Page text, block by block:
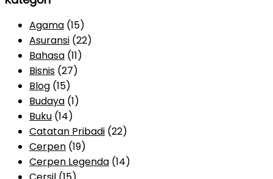
Agama (15)
Asuransi (22)
Bahasa (11)
Bisnis (27)
Blog (15)
Budaya (1)
Buku (14)
Catatan Pribadi (22)
Cerpen (19)
Cerpen Legenda (14)